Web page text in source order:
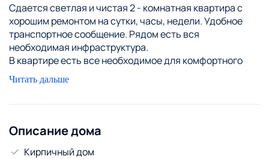
Сдается светлая и чистая 2 - комнатная квартира с
хорошим ремонтом на сутки, часы, недели. Удобное
транспортное сообщение. Рядом есть вся
необходимая инфраструктура.
В квартире есть все необходимое для комфортного
пребывания: телевизор, холодильник, микроволновая
печь, посуда, всегда чистые полотенца и постельное
безналичный расчёт. Предоставляются чеки.
Командированным скидки.
Читать дальше
Описание дома
Кирпичный дом